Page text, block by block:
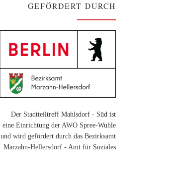
GEFÖRDERT DURCH
Der Stadtteiltreff Mahlsdorf - Süd ist
eine Einrichtung der AWO Spree-Wuhle
und wird gefördert durch das Bezirksamt
Marzahn-Hellersdorf - Amt für Soziales